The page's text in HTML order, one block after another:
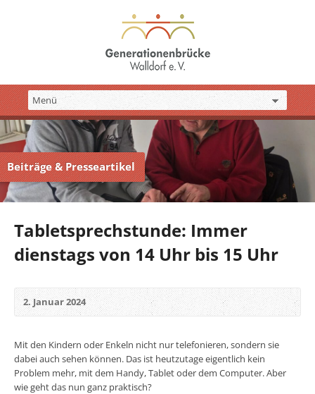
Beiträge & Presseartikel
Tabletsprechstunde: Immer
dienstags von 14 Uhr bis 15 Uhr
2. Januar 2024
Mit den Kindern oder Enkeln nicht nur telefonieren, sondern sie
dabei auch sehen können. Das ist heutzutage eigentlich kein
Problem mehr, mit dem Handy, Tablet oder dem Computer. Aber
wie geht das nun ganz praktisch?